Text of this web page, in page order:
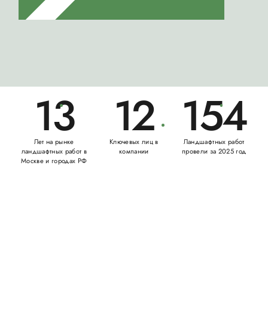
13
Лет на рынке
ландшафтных работ в
Москве и городах РФ
12
Ключевых лиц в
компании
154
Ландшафтных работ
провели за 2025 год